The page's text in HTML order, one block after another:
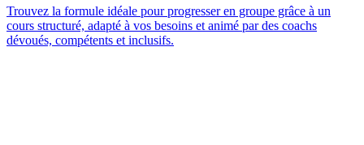
Trouvez la formule idéale pour progresser en groupe grâce à un
cours structuré, adapté à vos besoins et animé par des coachs
dévoués, compétents et inclusifs.